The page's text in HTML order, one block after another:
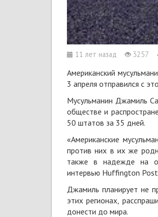
11 лет назад 3257
Американский
3 апреля отправился с
Мусульманин Джамиль
обществе и
50 штатов за 35 дней.
«Американские
против них в их же
также в надежде на
интервью Huffington
Джамиль планирует не
этих регионах,
донести до мира.